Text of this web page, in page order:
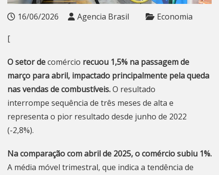
16/06/2026 Agencia Brasil Economia
[
O setor decomércio recuou 1,5% na passagem de
março para abril, impactado principalmente pela queda
nas vendas de combustíveis.O resultado
interrompe sequência de três meses de alta e
representa o pior resultado desde junho de 2022
(-2,8%).
Na comparação com abril de 2025, o comércio subiu 1%.
A média móvel trimestral, que indica a tendência de